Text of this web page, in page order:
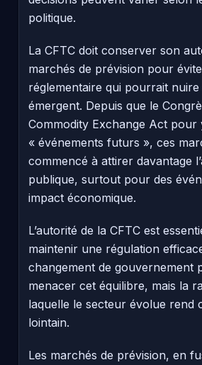
politique.
La CFTC doit conserver son
marchés de prévision pour
réglementaire qui pourrait
émergent. Depuis que le
Commodity Exchange Act pour
« événements futurs », ces
commencé à attirer davantage
publique, surtout pour des
impact économique.
L’autorité de la CFTC est
maintenir une régulation
changement de gouvernement
menacer cet équilibre, mais la
laquelle le secteur évolue rend
lointain.
Les marchés de prévision, en